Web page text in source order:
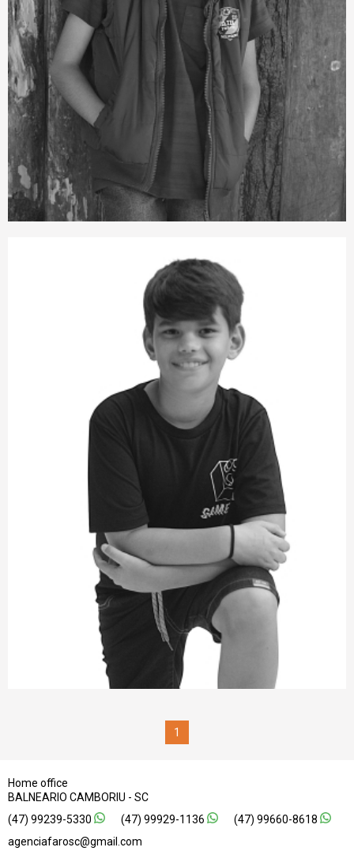
1
Home office
BALNEARIO CAMBORIU
SC
47 99239-5330 47 99929-1136 47 99660-8618
agenciafarosc@gmail.com